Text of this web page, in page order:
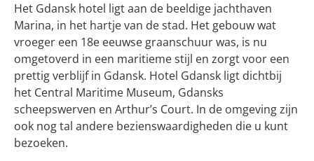
Het Gdansk hotel ligt aan de beeldige jachthaven
Marina, in het hartje van de stad. Het gebouw wat
vroeger een 18e eeuwse graanschuur was, is nu
omgetoverd in een maritieme stijl en zorgt voor een
prettig verblijf in Gdansk. Hotel Gdansk ligt dichtbij
het Central Maritime Museum, Gdansks
scheepswerven en Arthur’s Court. In de omgeving zijn
ook nog tal andere bezienswaardigheden die u kunt
bezoeken.